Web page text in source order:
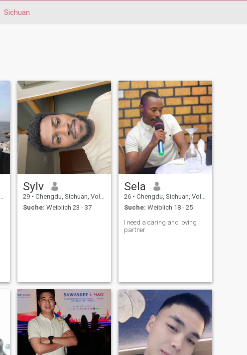
Sichuan
Sylv
29 • Chengdu, Sichuan, Volksrep. China
Suche: Weiblich 23 - 37
Sela
26 • Chengdu, Sichuan, Volksrep. China
Suche: Weiblich 18 - 25
I need a caring and loving
partner